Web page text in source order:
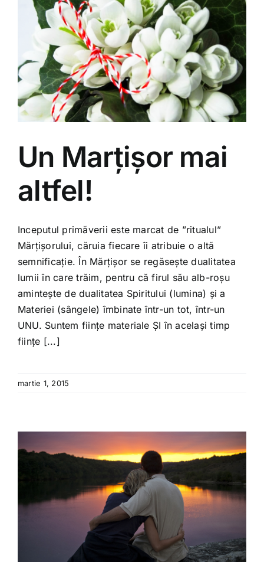
Un Marțișor mai
altfel!
Inceputul primăverii este marcat de ”ritualul”
Mărțișorului, căruia fiecare îi atribuie o altă
semnificație. În Mărțișor se regăsește dualitatea
lumii în care trăim, pentru că firul său alb-roșu
amintește de dualitatea Spiritului (lumina) și a
Materiei (sângele) îmbinate într-un tot, într-un
UNU. Suntem ființe materiale ȘI în același timp
ființe [...]
martie 1, 2015